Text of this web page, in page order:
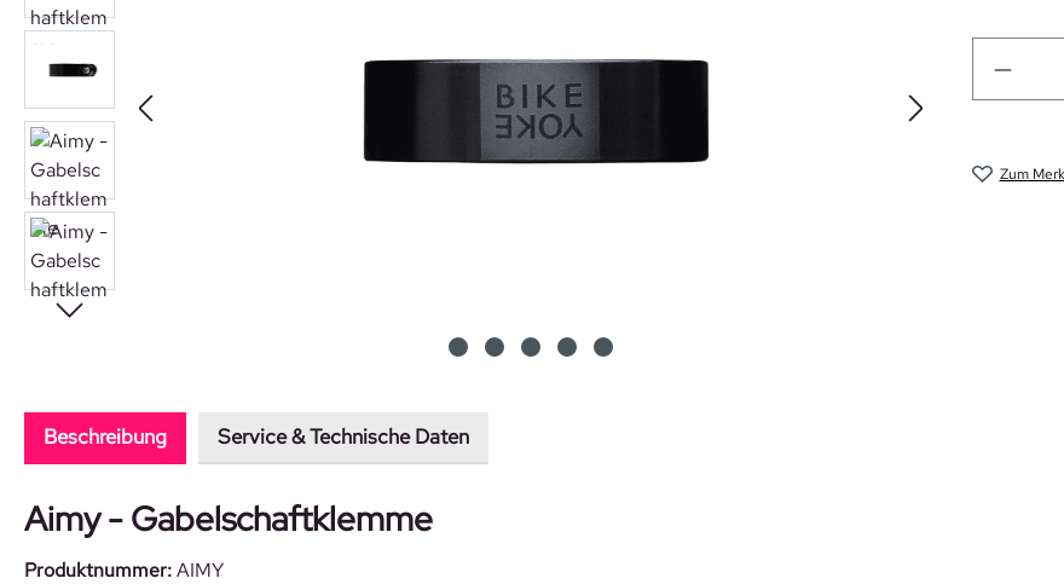
Zum
Beschreibung Service & Technische Daten
Aimy - Gabelschaftklemme
Produktnummer:AIMY